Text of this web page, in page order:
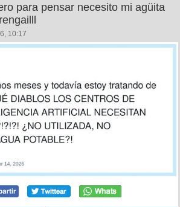
para pensar necesito mi agüita
10:17